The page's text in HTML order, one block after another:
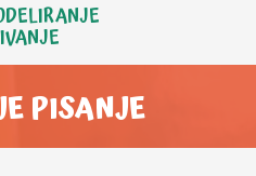
PISANJE